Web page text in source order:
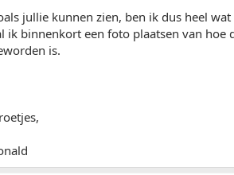
jullie kunnen zien, ben ik dus heel
ik binnenkort een foto plaatsen van
is.